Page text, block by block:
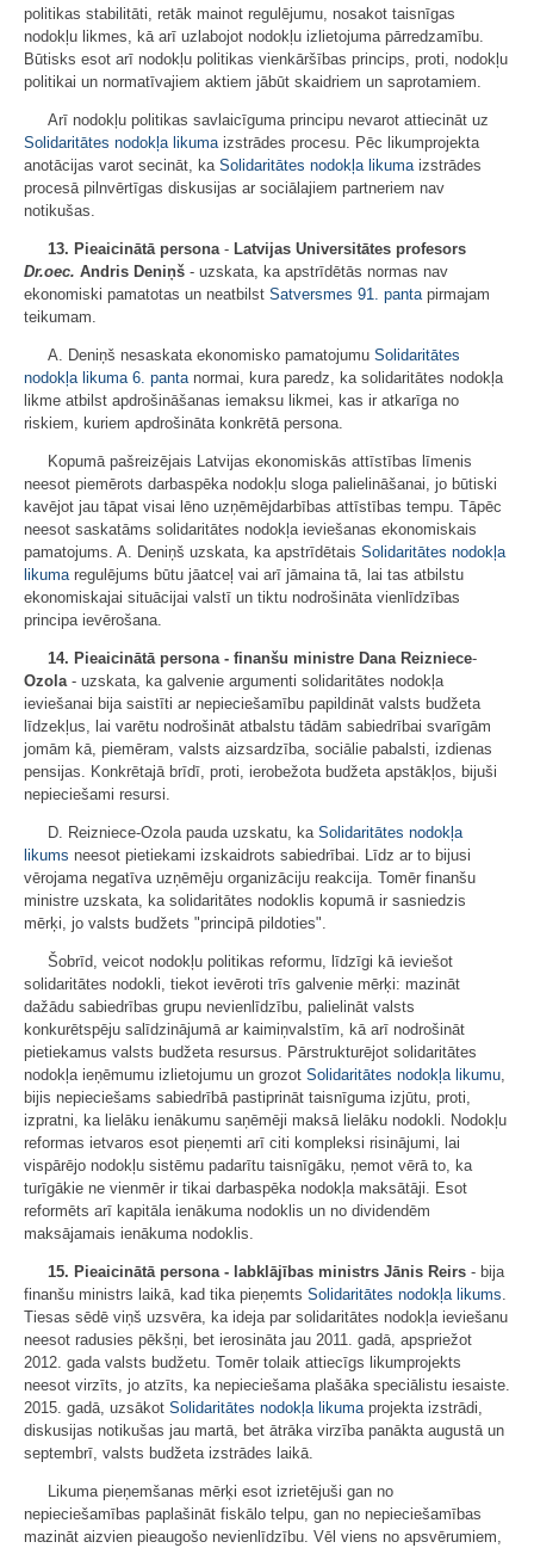
politikas stabilitāti, retāk mainot regulējumu, nosakot taisnīgas
nodokļu likmes, kā arī uzlabojot nodokļu izlietojuma pārredzamību.
Būtisks esot arī nodokļu politikas vienkāršības princips, proti, nodokļu
politikai un normatīvajiem aktiem jābūt skaidriem un saprotamiem.
Arī nodokļu politikas savlaicīguma principu nevarot attiecināt uz
Solidaritātes nodokļa likuma izstrādes procesu. Pēc likumprojekta
anotācijas varot secināt, ka Solidaritātes nodokļa likuma izstrādes
procesā pilnvērtīgas diskusijas ar sociālajiem partneriem nav
notikušas.
13. Pieaicinātā persona - Latvijas Universitātes profesors
Dr.oec. Andris Deniņš - uzskata, ka apstrīdētās normas nav
ekonomiski pamatotas un neatbilst Satversmes 91. panta pirmajam
teikumam.
A. Deniņš nesaskata ekonomisko pamatojumu Solidaritātes
nodokļa likuma 6. panta normai, kura paredz, ka solidaritātes nodokļa
likme atbilst apdrošināšanas iemaksu likmei, kas ir atkarīga no
riskiem, kuriem apdrošināta konkrētā persona.
Kopumā pašreizējais Latvijas ekonomiskās attīstības līmenis
neesot piemērots darbaspēka nodokļu sloga palielināšanai, jo būtiski
kavējot jau tāpat visai lēno uzņēmējdarbības attīstības tempu. Tāpēc
neesot saskatāms solidaritātes nodokļa ieviešanas ekonomiskais
pamatojums. A. Deniņš uzskata, ka apstrīdētais Solidaritātes nodokļa
likuma regulējums būtu jāatceļ vai arī jāmaina tā, lai tas atbilstu
ekonomiskajai situācijai valstī un tiktu nodrošināta vienlīdzības
principa ievērošana.
14. Pieaicinātā persona - finanšu ministre Dana Reizniece-
Ozola - uzskata, ka galvenie argumenti solidaritātes nodokļa
ieviešanai bija saistīti ar nepieciešamību papildināt valsts budžeta
līdzekļus, lai varētu nodrošināt atbalstu tādām sabiedrībai svarīgām
jomām kā, piemēram, valsts aizsardzība, sociālie pabalsti, izdienas
pensijas. Konkrētajā brīdī, proti, ierobežota budžeta apstākļos, bijuši
nepieciešami resursi.
D. Reizniece-Ozola pauda uzskatu, ka Solidaritātes nodokļa
likums neesot pietiekami izskaidrots sabiedrībai. Līdz ar to bijusi
vērojama negatīva uzņēmēju organizāciju reakcija. Tomēr finanšu
ministre uzskata, ka solidaritātes nodoklis kopumā ir sasniedzis
mērķi, jo valsts budžets "principā pildoties".
Šobrīd, veicot nodokļu politikas reformu, līdzīgi kā ieviešot
solidaritātes nodokli, tiekot ievēroti trīs galvenie mērķi: mazināt
dažādu sabiedrības grupu nevienlīdzību, palielināt valsts
konkurētspēju salīdzinājumā ar kaimiņvalstīm, kā arī nodrošināt
pietiekamus valsts budžeta resursus. Pārstrukturējot solidaritātes
nodokļa ieņēmumu izlietojumu un grozot Solidaritātes nodokļa likumu
bijis nepieciešams sabiedrībā pastiprināt taisnīguma izjūtu, proti,
izpratni, ka lielāku ienākumu saņēmēji maksā lielāku nodokli. Nodokļu
reformas ietvaros esot pieņemti arī citi kompleksi risinājumi, lai
vispārējo nodokļu sistēmu padarītu taisnīgāku, ņemot vērā to, ka
turīgākie ne vienmēr ir tikai darbaspēka nodokļa maksātāji. Esot
reformēts arī kapitāla ienākuma nodoklis un no dividendēm
maksājamais ienākuma nodoklis.
15. Pieaicinātā persona - labklājības ministrs Jānis Reirs - bija
finanšu ministrs laikā, kad tika pieņemts Solidaritātes nodokļa likums
Tiesas sēdē viņš uzsvēra, ka ideja par solidaritātes nodokļa ieviešanu
neesot radusies pēkšņi, bet ierosināta jau 2011. gadā, apspriežot
2012. gada valsts budžetu. Tomēr tolaik attiecīgs likumprojekts
neesot virzīts, jo atzīts, ka nepieciešama plašāka speciālistu iesaiste.
2015. gadā, uzsākot Solidaritātes nodokļa likuma projekta izstrādi,
diskusijas notikušas jau martā, bet ātrāka virzība panākta augustā un
septembrī, valsts budžeta izstrādes laikā.
Likuma pieņemšanas mērķi esot izrietējuši gan no
nepieciešamības paplašināt fiskālo telpu, gan no nepieciešamības
mazināt aizvien pieaugošo nevienlīdzību. Vēl viens no apsvērumiem,